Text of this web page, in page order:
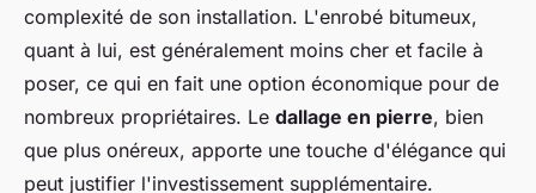
complexité de son installation. L'enrobé bitumeux,
quant à lui, est généralement moins cher et facile à
poser, ce qui en fait une option économique pour de
nombreux propriétaires. Le dallage en pierre, bien
que plus onéreux, apporte une touche d'élégance qui
peut justifier l'investissement supplémentaire.